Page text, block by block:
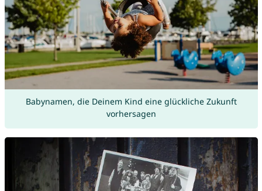
Babynamen, die Deinem Kind eine glückliche Zukunft
vorhersagen